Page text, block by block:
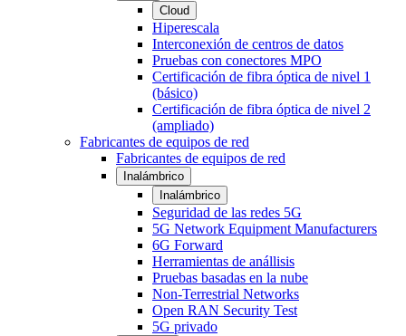
Cloud
Hiperescala
Interconexión de centros de datos
Pruebas con conectores MPO
Certificación de fibra óptica de nivel 1
(básico)
Certificación de fibra óptica de nivel 2
(ampliado)
Fabricantes de equipos de red
Fabricantes de equipos de red
Inalámbrico
Inalámbrico
Seguridad de las redes 5G
5G Network Equipment Manufacturers
6G Forward
Herramientas de anállisis
Pruebas basadas en la nube
Non-Terrestrial Networks
Open RAN Security Test
5G privado